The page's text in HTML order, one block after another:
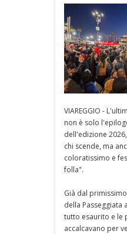
VIAREGGIO -
non è solo
dell'edizione
chi scende, ma
coloratissimo e
folla".
Già dal
della Passeggiata
tutto esaurito e le
accalcavano per